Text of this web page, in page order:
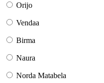
Orijo
Vendaa
Birma
Naura
Norda Matabela